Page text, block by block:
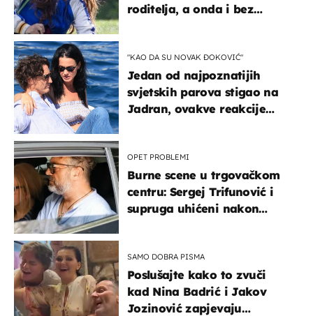
roditelja, a onda i bez
"KAO DA SU NOVAK ĐOKOVIĆ"
Jedan od najpoznatijih
svjetskih parova stigao na
Jadran, ovakve reakcije
OPET PROBLEMI
Burne scene u trgovačkom
centru: Sergej Trifunović i
supruga uhićeni nakon
SAMO DOBRA PISMA
Poslušajte kako to zvuči
kad Nina Badrić i Jakov
Jozinović zapjevaju